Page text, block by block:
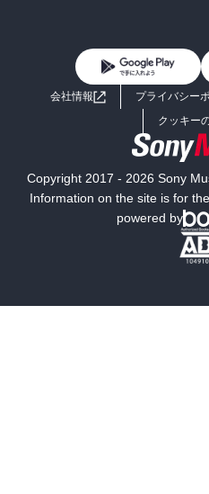
ライトノベル
ミステリー
よくあるご質問
会社情報 プライバシー
クッキー
Copyright 2017 - 2026 Sony
Information on the site is for
powered by